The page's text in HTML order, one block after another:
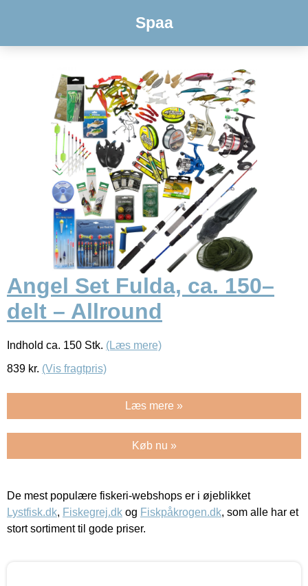
Spaa
Angel Set Fulda, ca. 150–
delt – Allround
Indhold ca. 150 Stk. (Læs mere)
839 kr. (Vis fragtpris)
Læs mere »
Køb nu »
De mest populære fiskeri-webshops er i øjeblikket
Lystfisk.dk, Fiskegrej.dk og Fiskpåkrogen.dk, som alle har et
stort sortiment til gode priser.